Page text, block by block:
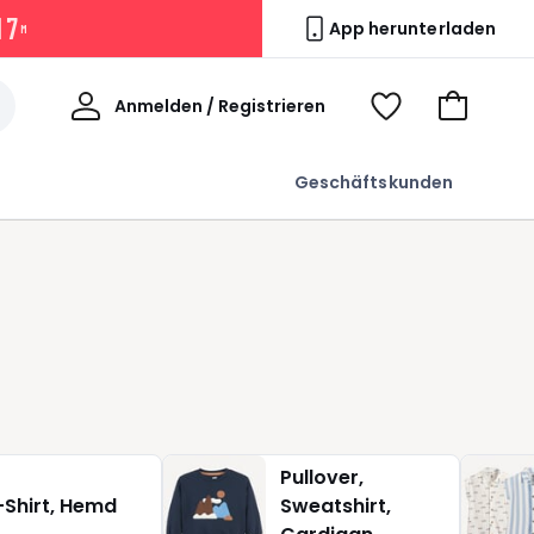
7M App herunterladen
Geschäftskunden
Anmelden / Registrieren
Willkommen
Voir
Zum
Hemd
Pullover,
Sweatshirt,